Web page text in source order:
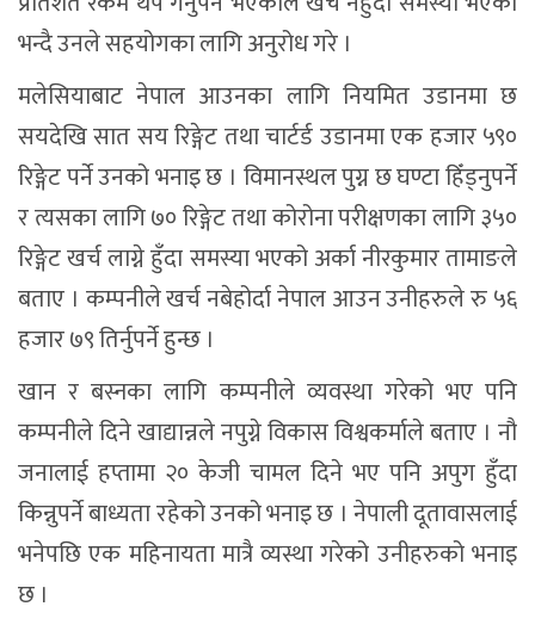
भन्दै उनले सहयोगका लागि अनुरोध गरे ।
मलेसियाबाट नेपाल आउनका लागि नियमित उडानमा छ
सयदेखि सात सय रिङ्गेट तथा चार्टर्ड उडानमा एक हजार ५९०
रिङ्गेट पर्ने उनको भनाइ छ । विमानस्थल पुग्न छ घण्टा हिँड्नुपर्ने
र त्यसका लागि ७० रिङ्गेट तथा कोरोना परीक्षणका लागि ३५०
रिङ्गेट खर्च लाग्ने हुँदा समस्या भएको अर्का नीरकुमार तामाङले
बताए । कम्पनीले खर्च नबेहोर्दा नेपाल आउन उनीहरुले रु ५६
हजार ७९ तिर्नुपर्ने हुन्छ ।
खान र बस्नका लागि कम्पनीले व्यवस्था गरेको भए पनि
कम्पनीले दिने खाद्यान्नले नपुग्ने विकास विश्वकर्माले बताए । नौ
जनालाई हप्तामा २० केजी चामल दिने भए पनि अपुग हुँदा
किन्नुपर्ने बाध्यता रहेको उनको भनाइ छ । नेपाली दूतावासलाई
भनेपछि एक महिनायता मात्रै व्यस्था गरेको उनीहरुको भनाइ
छ ।